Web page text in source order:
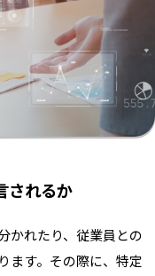
されるか
かれたり、従業員との
ます。その際に、特定